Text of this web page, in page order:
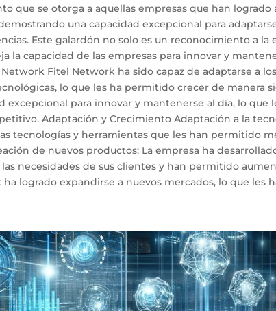
que se otorga a aquellas empresas que han
una capacidad excepcional para
Este galardón no solo es un reconocimiento a la
la capacidad de las empresas para innovar y
Fitel Network ha sido capaz de adaptarse a
lo que les ha permitido crecer de manera
excepcional para innovar y mantenerse al día, lo
Adaptación y Crecimiento Adaptación a la
tecnologías y herramientas que les han permitido
de nuevos productos: La empresa ha
necesidades de sus clientes y han permitido
logrado expandirse a nuevos mercados, lo que les